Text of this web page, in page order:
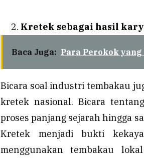
Kretek sebagai hasil
Baca Juga: Para Perokok
Bicara soal industri tembakau
kretek nasional. Bicara
proses panjang sejarah hingga
Kretek menjadi bukti
menggunakan tembakau